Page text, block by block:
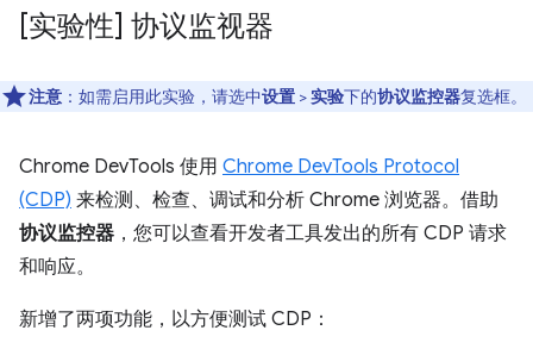
[实验性] 协议监视器
注意 ：如需启用此实验，请选中设置 >实验下的协议监控器复选框。
Chrome DevTools 使用 Chrome DevTools Protocol
(CDP) 来检测、检查、调试和分析 Chrome 浏览器。借助
协议监控器 ，您可以查看开发者工具发出的所有 CDP 请求
和响应。
新增了两项功能，以方便测试 CDP：